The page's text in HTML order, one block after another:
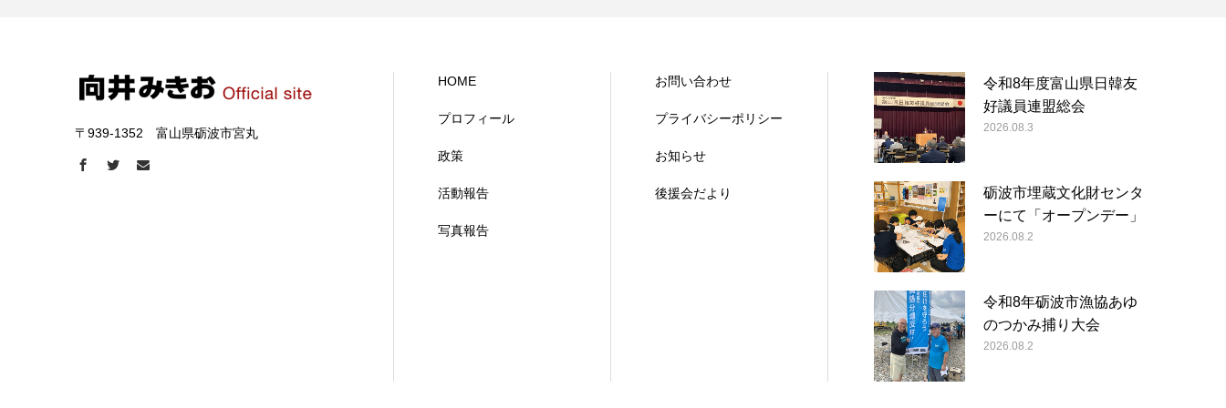
〒939-1352 富山県砺波市宮丸
HOME
プロフィール
政策
活動報告
写真報告
お問い合わせ
プライバシーポリシー
お知らせ
後援会だより
令和8年度富山県日韓友
好議員連盟総会
2026.08.3
砺波市埋蔵文化財センタ
ーにて「オープンデー」
2026.08.2
令和8年砺波市漁協あゆ
のつかみ捕り大会
2026.08.2